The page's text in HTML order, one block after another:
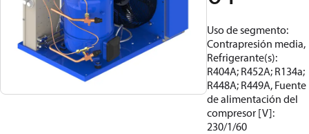
Uso de segmento:
Contrapresión media,
Refrigerante(s):
R404A; R452A; R134a;
R448A; R449A, Fuente
de alimentación del
compresor [V]:
230/1/60